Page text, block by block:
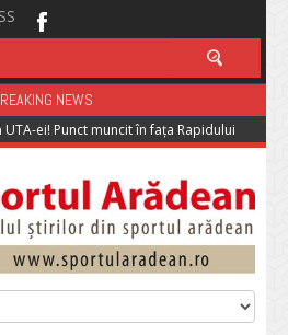
NEWS
ei! Punct muncit în fața Rapidului